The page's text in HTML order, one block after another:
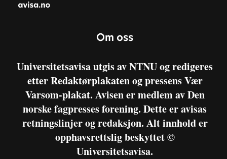
Om oss
Universitetsavisa utgis av NTNU og redigeres
etter Redaktørplakaten og pressens Vær
Varsom-plakat. Avisen er medlem av Den
norske fagpresses forening. Dette er avisas
retningslinjer og redaksjon. Alt innhold er
opphavsrettslig beskyttet ©
Universitetsavisa.